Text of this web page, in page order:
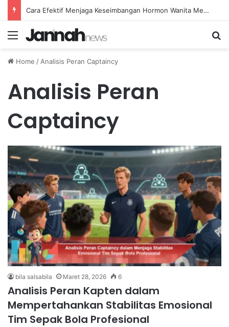
Cara Efektif Menjaga Keseimbangan Hormon Wanita Menjelang Menopause
Menu
Home / Analisis Peran Captaincy
Analisis Peran
Captaincy
bila salsabila Maret 28, 2026 6
Analisis Peran Kapten dalam
Mempertahankan Stabilitas Emosional
Tim Sepak Bola Profesional